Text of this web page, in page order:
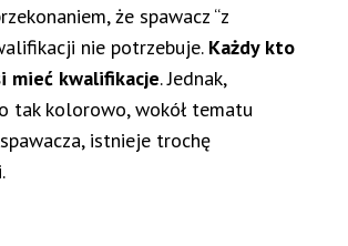
że spawacz “z
nie potrzebuje. Każdy kto
mieć kwalifikacje. Jednak,
tak kolorowo, wokół tematu
istnieje trochę
.